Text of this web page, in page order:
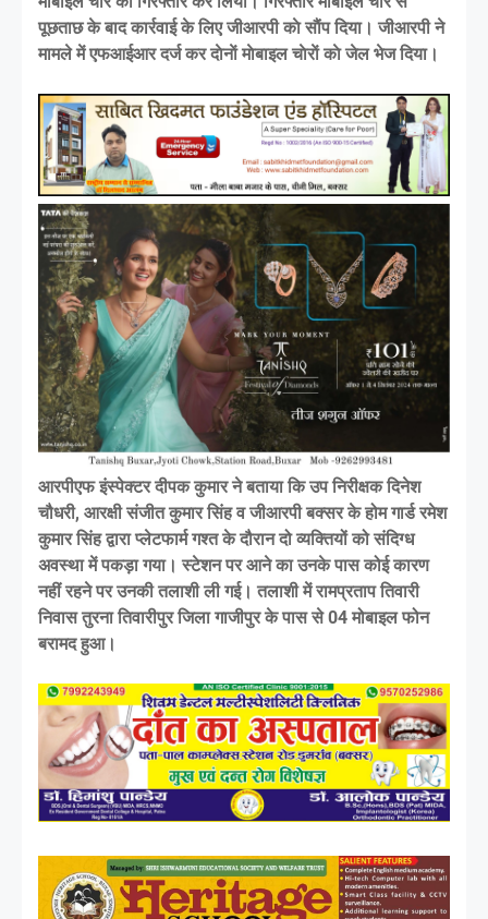
पूछताछ के बाद कार्रवाई के लिए जीआरपी काे साैंप दिया। जीआरपी ने
मामले में एफआईआर दर्ज कर दाेनाें माेबाइल चाेराें काे जेल भेज दिया।
आरपीएफ इंस्पेक्टर दीपक कुमार ने बताया कि उप निरीक्षक दिनेश
चौधरी, आरक्षी संजीत कुमार सिंह व जीआरपी बक्सर के होम गार्ड रमेश
कुमार सिंह द्वारा प्लेटफार्म गश्त के दौरान दो व्यक्तियों को संदिग्ध
अवस्था में पकड़ा गया। स्टेशन पर आने का उनके पास कोई कारण
नहीं रहने पर उनकी तलाशी ली गई। तलाशी में रामप्रताप तिवारी
निवास तुरना तिवारीपुर जिला गाजीपुर के पास से 04 मोबाइल फोन
बरामद हुआ।